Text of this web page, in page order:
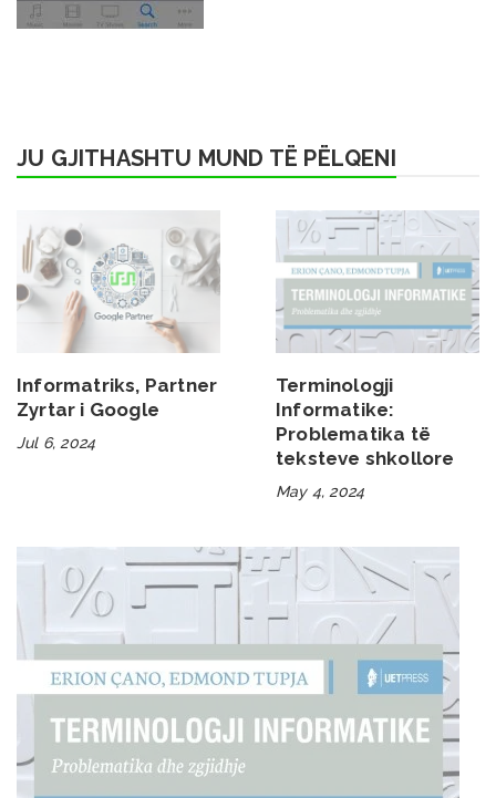
JU GJITHASHTU MUND TË PËLQENI
Informatriks, Partner
Zyrtar i Google
Jul 6, 2024
Terminologji
Informatike:
Problematika të
teksteve shkollore
May 4, 2024